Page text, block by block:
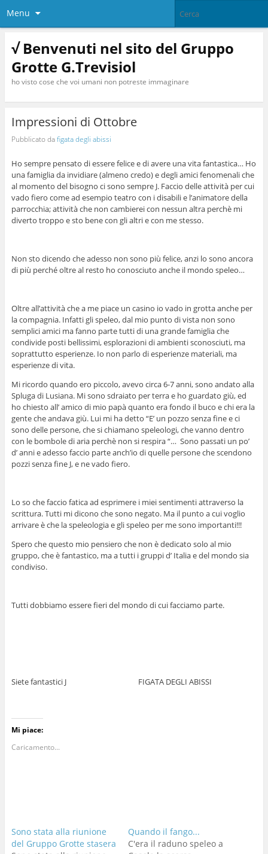
Menu
√ Benvenuti nel sito del Gruppo
Grotte G.Trevisiol
ho visto cose che voi umani non potreste immaginare
Impressioni di Ottobre
Pubblicato dafigata degli abissi
Ho sempre pensato di essere felice e di avere una vita fantastica… Ho
una famiglia da invidiare (almeno credo) e degli amici fenomenali che
al momento del bisogno ci sono sempre J. Faccio delle attività per cui
vado fiero come ad esempio teatro con i disabili e l’animatore della
parrocchia; attività che non cambierei con nessun altra perchè mi
diverto troppo e sto bene con gli altri e con me stesso.
Non sto dicendo che adesso non sono più felice, anzi lo sono ancora
di più perché oltre al resto ho conosciuto anche il mondo speleo…
Oltre all’attività che a me piace un casino io vado in grotta anche per
la compagnia. Infatti gli speleo, dal mio punto di vista non sono
semplici amici ma fanno parte tutti di una grande famiglia che
condivide posti bellissimi, esplorazioni di ambienti sconosciuti, ma
soprattutto esperienze. Io non parlo di esperienze materiali, ma
esperienze di vita.
Mi ricordo quando ero piccolo, avevo circa 6-7 anni, sono andato alla
Spluga di Lusiana. Mi sono sdraiato per terra e ho guardato giù, ed
ho chiesto all’ amico di mio papà quanto era fondo il buco e chi era la
gente che andava giù. Lui mi ha detto “E’ un pozzo senza fine e ci
sono delle persone, che si chiamano speleologi, che vanno dentro
con le bombole di aria perchè non si respira “… Sono passati un po’
d’ anni e adesso faccio parte anch’io di quelle persone che scendono
pozzi senza fine J, e ne vado fiero.
Lo so che faccio fatica ad esprimere i miei sentimenti attraverso la
scrittura. Tutti mi dicono che sono negato. Ma il punto a cui voglio
arrivare è che la speleologia e gli speleo per me sono importanti!!!
Spero che questo mio pensiero che non è dedicato solo al mio
gruppo, che è fantastico, ma a tutti i gruppi d’ Italia e del mondo sia
condiviso.
Tutti dobbiamo essere fieri del mondo di cui facciamo parte.
Siete fantastici J FIGATA DEGLI ABISSI
Mi piace:
Caricamento...
Sono stata alla riunione
del Gruppo Grotte stasera
Quando il fango...
C'era il raduno speleo a